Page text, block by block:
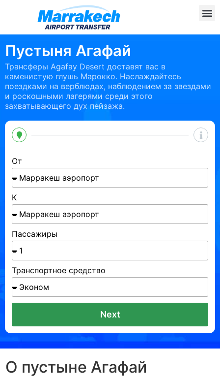
Пустыня Агафай
Трансферы Agafay Desert доставят вас в
каменистую глушь Марокко. Наслаждайтесь
поездками на верблюдах, наблюдением за звездами
и роскошными лагерями среди этого
захватывающего дух пейзажа.
От
К
Пассажиры
Транспортное средство
Next
О пустыне Агафай